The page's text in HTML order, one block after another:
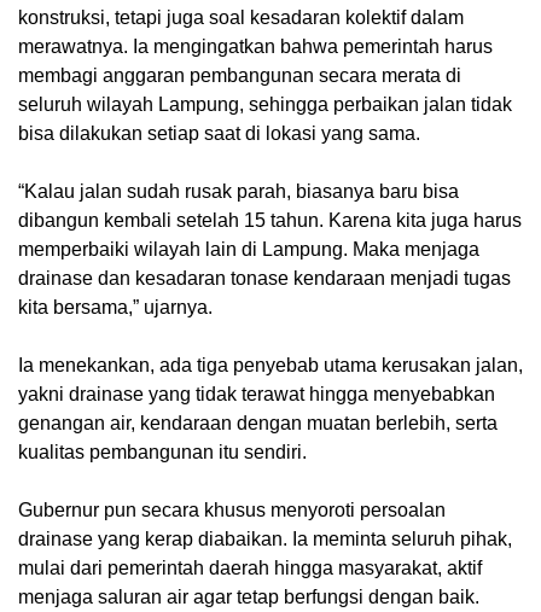
konstruksi, tetapi juga soal kesadaran kolektif dalam
merawatnya. Ia mengingatkan bahwa pemerintah harus
membagi anggaran pembangunan secara merata di
seluruh wilayah Lampung, sehingga perbaikan jalan tidak
bisa dilakukan setiap saat di lokasi yang sama.
“Kalau jalan sudah rusak parah, biasanya baru bisa
dibangun kembali setelah 15 tahun. Karena kita juga harus
memperbaiki wilayah lain di Lampung. Maka menjaga
drainase dan kesadaran tonase kendaraan menjadi tugas
kita bersama,” ujarnya.
Ia menekankan, ada tiga penyebab utama kerusakan jalan,
yakni drainase yang tidak terawat hingga menyebabkan
genangan air, kendaraan dengan muatan berlebih, serta
kualitas pembangunan itu sendiri.
Gubernur pun secara khusus menyoroti persoalan
drainase yang kerap diabaikan. Ia meminta seluruh pihak,
mulai dari pemerintah daerah hingga masyarakat, aktif
menjaga saluran air agar tetap berfungsi dengan baik.